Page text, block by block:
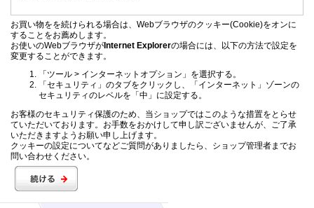
お買い物をを続けられる場合は、Webブラウザのクッキー(Cookie)をオンに
することをお薦めします。
お使いのWebブラウザがInternet Explorerの場合には、以下の方法で設定を
変更することができます。
「ツール > インターネットオプション」を選択する。
「セキュリティ」のタブをクリックし、「インターネット」ゾーンの
セキュリティのレベルを「中」に設定する。
お客様のセキュリティ保護のため、当ショップではこのような措置をとらせ
ていただいております。お手数をおかけして申し訳ございませんが、ご了承
いただきますようお願い申し上げます。
クッキーの設定についてなどご質問がありましたら、ショップ管理者までお
問い合わせください。